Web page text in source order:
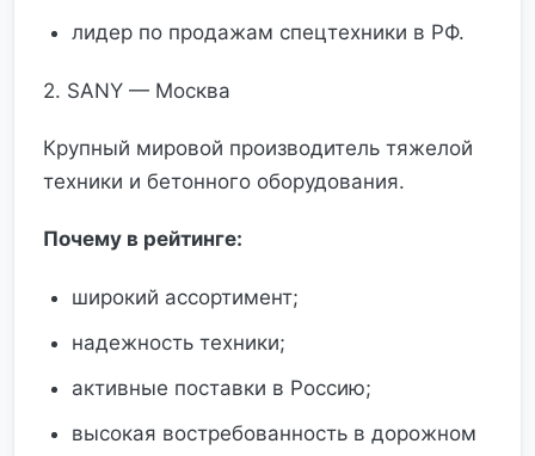
лидер по продажам спецтехники в РФ.
2. SANY — Москва
Крупный мировой производитель тяжелой
техники и бетонного оборудования.
Почему в рейтинге:
широкий ассортимент;
надежность техники;
активные поставки в Россию;
высокая востребованность в дорожном